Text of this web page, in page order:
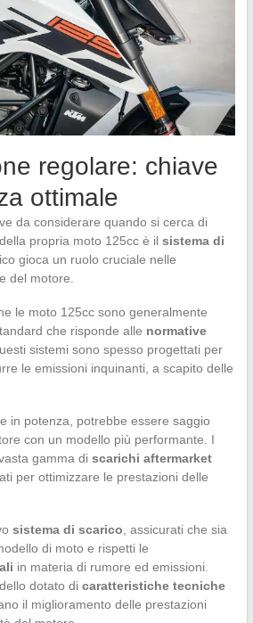
regolare: chiave
ottimale
da considerare quando si cerca di
propria moto 125cc è il sistema di
gioca un ruolo cruciale nelle
del motore.
le moto 125cc sono generalmente
che risponde alle normative
sistemi sono spesso progettati per
le emissioni inquinanti, a scapito delle
in potenza, potrebbe essere saggio
con un modello più performante. I
gamma di scarichi aftermarket
per ottimizzare le prestazioni delle
sistema di scarico , assicurati che sia
di moto e rispetti le
in materia di rumore ed emissioni.
dotato di caratteristiche tecniche
il miglioramento delle prestazioni